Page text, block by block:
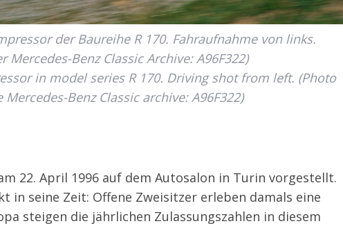
der Baureihe R 170. Fahraufnahme von links.
Mercedes-Benz Classic Archive: A96F322)
in model series R 170. Driving shot from left. (Photo
Benz Classic archive: A96F322)
22. April 1996 auf dem Autosalon in Turin vorgestellt.
in seine Zeit: Offene Zweisitzer erleben damals eine
steigen die jährlichen Zulassungszahlen in diesem